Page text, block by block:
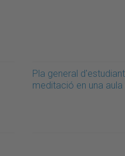
Pla general
meditació en una